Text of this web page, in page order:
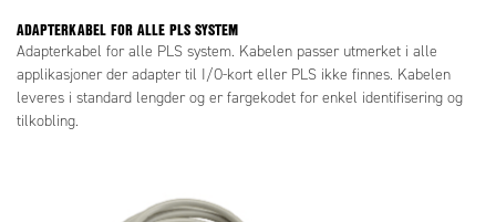
ADAPTERKABEL FOR ALLE PLS SYSTEM
Adapterkabel for alle PLS system. Kabelen passer utmerket i alle
applikasjoner der adapter til I/O-kort eller PLS ikke finnes. Kabelen
leveres i standard lengder og er fargekodet for enkel identifisering og
tilkobling.